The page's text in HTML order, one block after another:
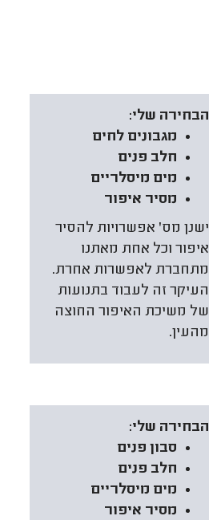
הבחירה שלי:
מגבונים לחים
חלב פנים
מים מיסלריים
מסיר איפור
ישנן מס' אפשרויות להסיר
איפור וכל אחת מאתנו
מתחברת לאפשרות אחרת.
העיקר זה לעבוד בתנועות
של משיכת האיפור החוצה
מהעין.
הבחירה שלי:
סבון פנים
חלב פנים
מים מיסלריים
מסיר איפור